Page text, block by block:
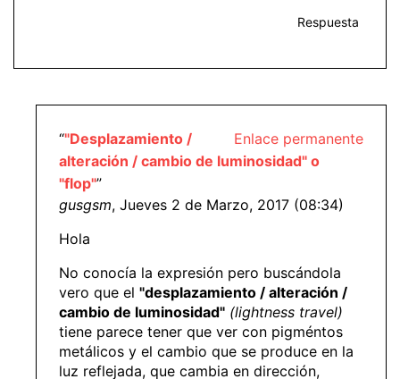
Respuesta
Enlace permanente
“"Desplazamiento /
alteración / cambio de luminosidad" o
"flop"”
gusgsm, Jueves 2 de Marzo, 2017 (08:34)
Hola
No conocía la expresión pero buscándola
vero que el "desplazamiento / alteración /
cambio de luminosidad" (lightness travel)
tiene parece tener que ver con pigméntos
metálicos y el cambio que se produce en la
luz reflejada, que cambia en dirección,